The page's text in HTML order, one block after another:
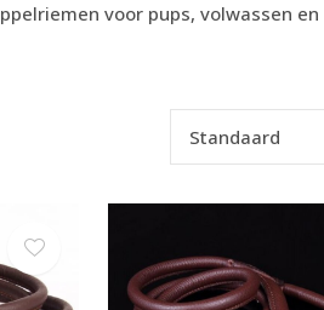
voor pups, volwassen